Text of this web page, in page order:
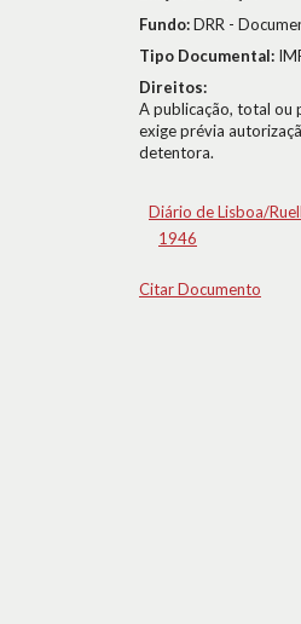
Fundo:DRR -
Tipo Documental:
Direitos:
A publicação, total ou
exige prévia
detentora.
Diário de Lisboa/
1946
Citar Documento